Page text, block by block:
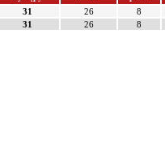
31 26
8
31 26 8